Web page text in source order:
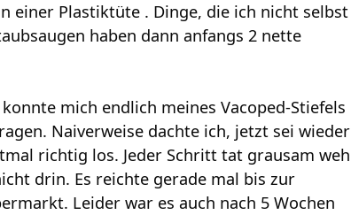
einer Plastiktüte . Dinge, die ich nicht selbst
haben dann anfangs 2 nette
mich endlich meines Vacoped-Stiefels
Naiverweise dachte ich, jetzt sei wieder
richtig los. Jeder Schritt tat grausam weh
drin. Es reichte gerade mal bis zur
Leider war es auch nach 5 Wochen